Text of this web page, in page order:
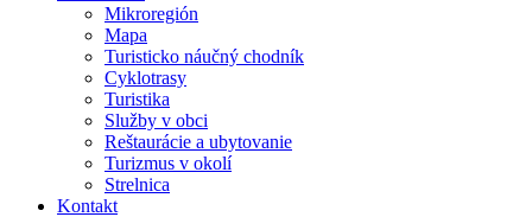
Mikroregión
Mapa
Turisticko náučný chodník
Cyklotrasy
Turistika
Služby v obci
Reštaurácie a ubytovanie
Turizmus v okolí
Strelnica
Kontakt